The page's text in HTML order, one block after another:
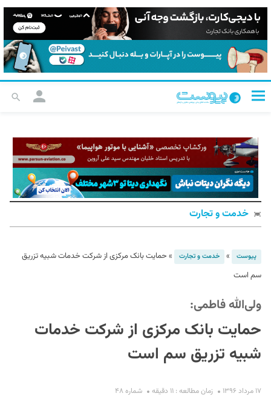
خدمت و تجارت
پیوست » خدمت و تجارت » حمایت بانک مرکزی از شرکت خدمات شبیه تزریق
سم است
ولی‌الله فاطمی:
حمایت بانک مرکزی از شرکت خدمات
شبیه تزریق سم است
۱۷ مرداد ۱۳۹۶ زمان مطالعه : ۱۱ دقیقه شماره ۴۸